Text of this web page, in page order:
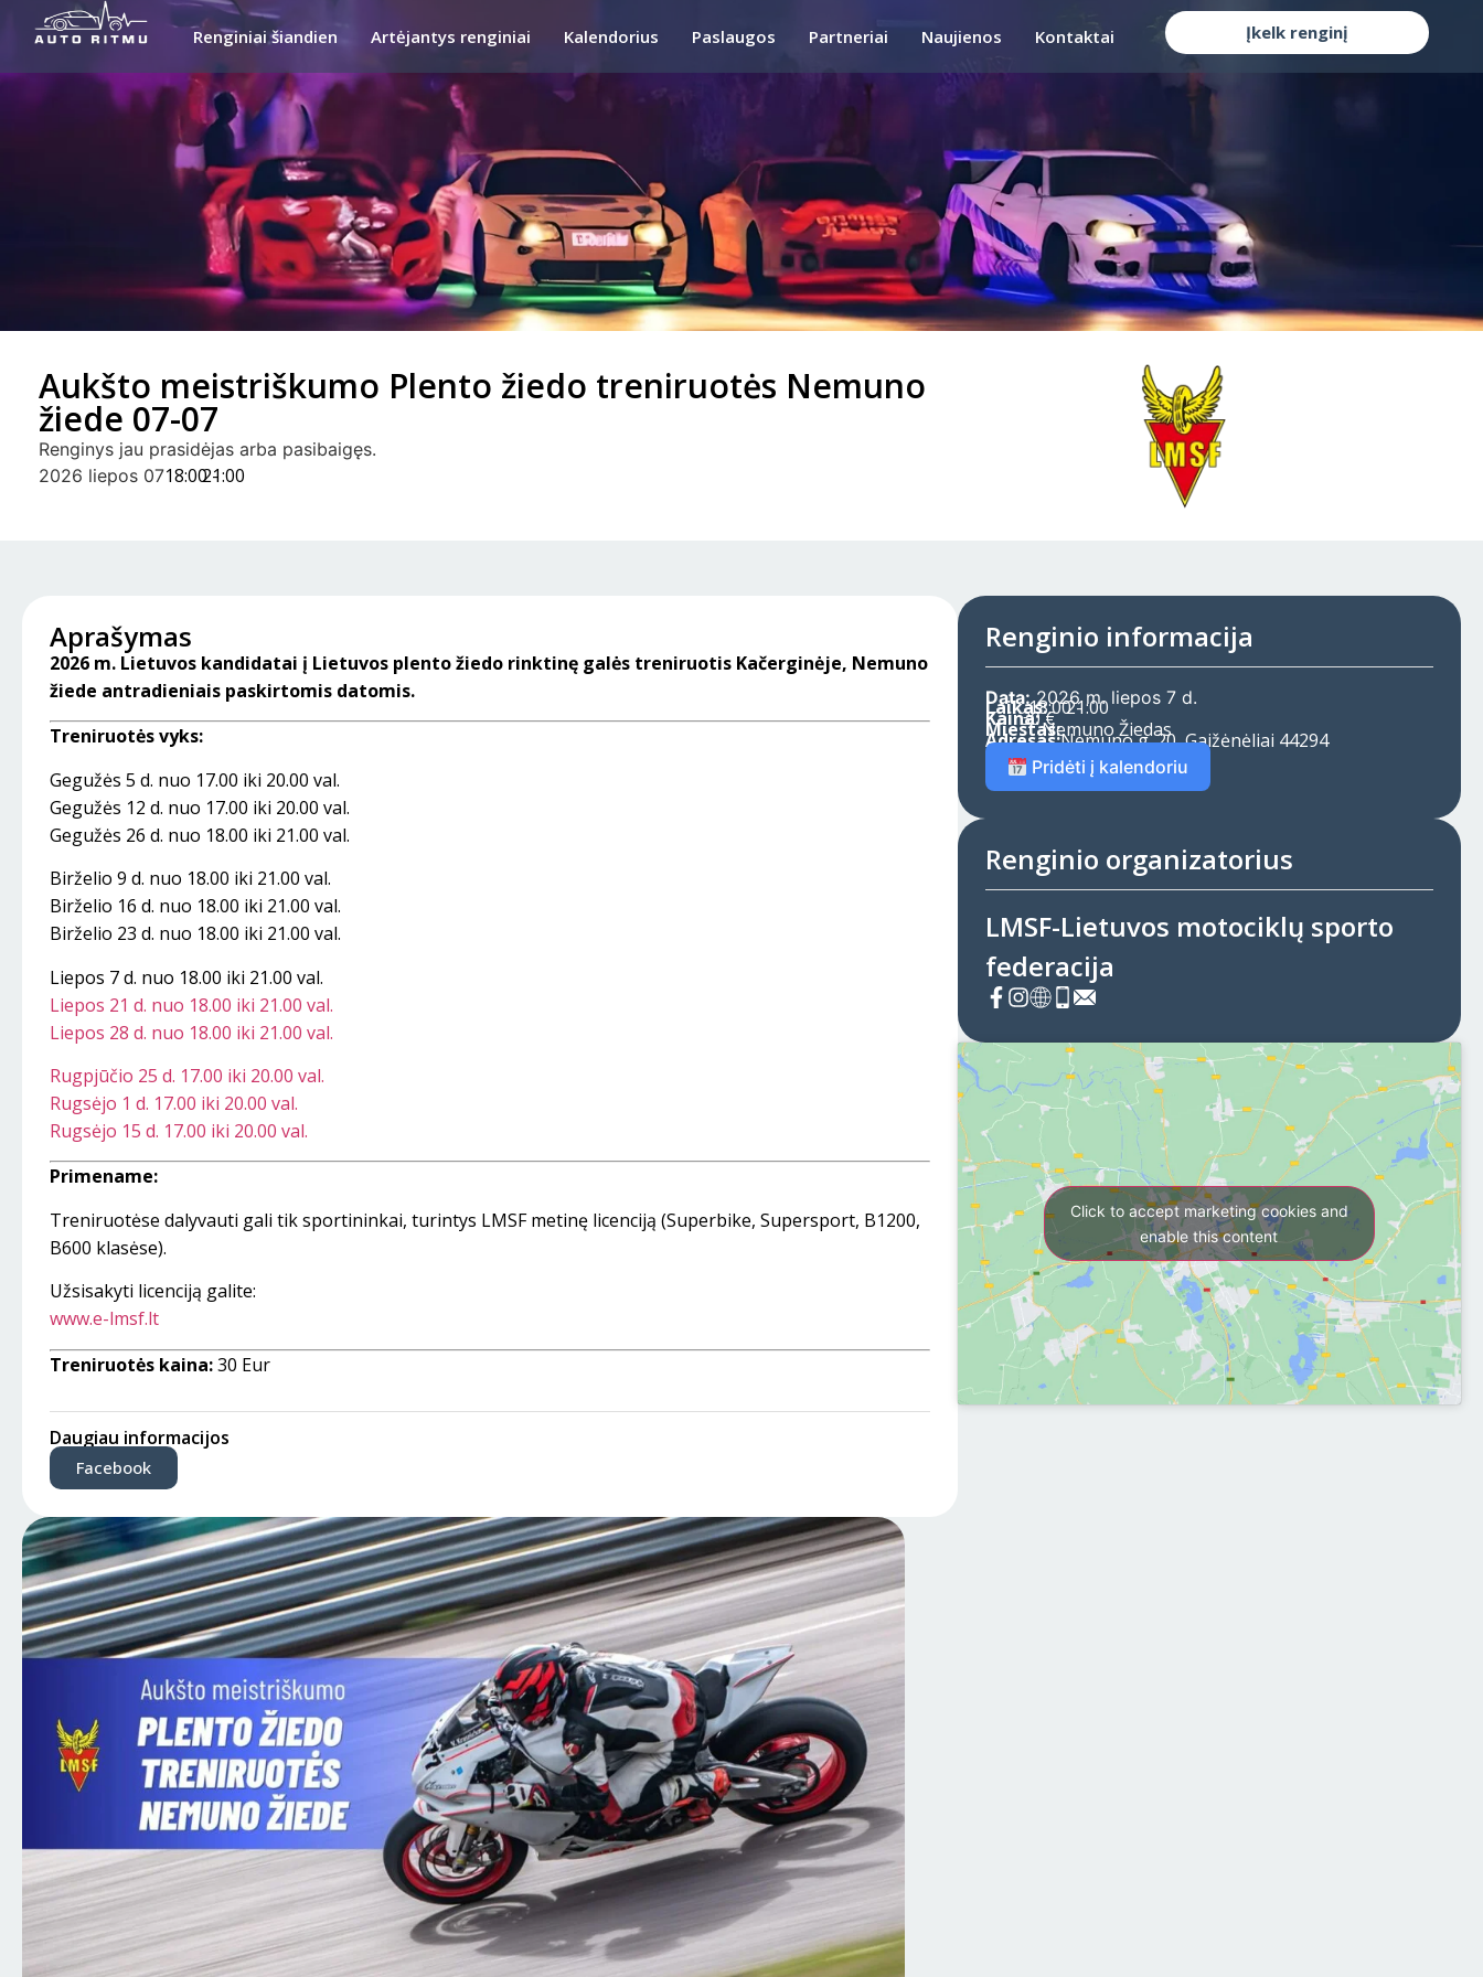
Renginiai šiandien Artėjantys renginiai Kalendorius Paslaugos Partneriai Naujienos Kontaktai Įkelk renginį
Aukšto meistriškumo Plento žiedo treniruotės Nemuno
žiede 07-07
Renginys jau prasidėjas arba pasibaigęs.
2026 liepos 0718:00 -21:00
Aprašymas
2026 m. Lietuvos kandidatai į Lietuvos plento žiedo rinktinę galės treniruotis Kačerginėje, Nemuno
žiede antradieniais paskirtomis datomis.
Treniruotės vyks:
Gegužės 5 d. nuo 17.00 iki 20.00 val.
Gegužės 12 d. nuo 17.00 iki 20.00 val.
Gegužės 26 d. nuo 18.00 iki 21.00 val.
Birželio 9 d. nuo 18.00 iki 21.00 val.
Birželio 16 d. nuo 18.00 iki 21.00 val.
Birželio 23 d. nuo 18.00 iki 21.00 val.
Liepos 7 d. nuo 18.00 iki 21.00 val.
Liepos 21 d. nuo 18.00 iki 21.00 val.
Liepos 28 d. nuo 18.00 iki 21.00 val.
Rugpjūčio 25 d. 17.00 iki 20.00 val.
Rugsėjo 1 d. 17.00 iki 20.00 val.
Rugsėjo 15 d. 17.00 iki 20.00 val.
Primename:
Treniruotėse dalyvauti gali tik sportininkai, turintys LMSF metinę licenciją (Superbike, Supersport, B1200,
B600 klasėse).
Užsisakyti licenciją galite:
www.e-lmsf.lt
Treniruotės kaina:30 Eur
Daugiau informacijos
Facebook
Renginio informacija
Data:2026 m. liepos 7 d.
Laikas:18:00 -21:00
Kaina:30 €
Miestas:Nemuno Žiedas
Adresas:Nemuno g. 20, Gaižėnėliai 44294
Pridėti į kalendoriu
Renginio organizatorius
LMSF-Lietuvos motociklų sporto
federacija
Click to accept marketing cookies and
enable this content